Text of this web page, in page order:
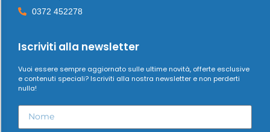
0372 452278
Iscriviti alla newsletter
Vuoi essere sempre aggiornato sulle ultime novità, offerte esclusive
e contenuti speciali? Iscriviti alla nostra newsletter e non perderti
nulla!